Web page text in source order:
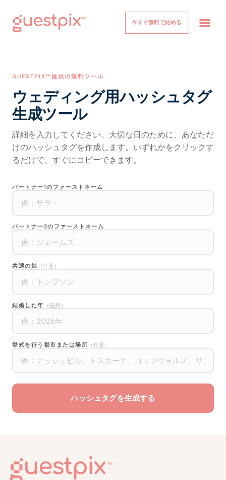
今すぐ無料で始める
GUESTPIX™提供の無料ツール
ウェディング用ハッシュタグ
生成ツール
詳細を入力してください。大切な日のために、あなただ
けのハッシュタグを作成します。いずれかをクリックす
るだけで、すぐにコピーできます。
パートナー1のファーストネーム
パートナー2のファーストネーム
共通の姓 （任意）
結婚した年 （任意）
挙式を行う都市または場所 （任意）
ハッシュタグを生成する